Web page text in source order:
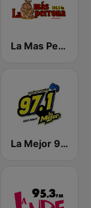
La Mas Perrona 105.3 FM
La Mejor 97.1 FM